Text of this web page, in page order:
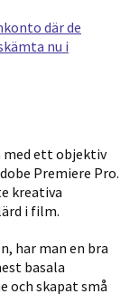
med ett objektiv
Premiere Pro.
kreativa
i film.
har man en bra
basala
och skapat små